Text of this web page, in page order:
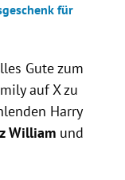
für
Gute zum
auf X zu
Harry
William und